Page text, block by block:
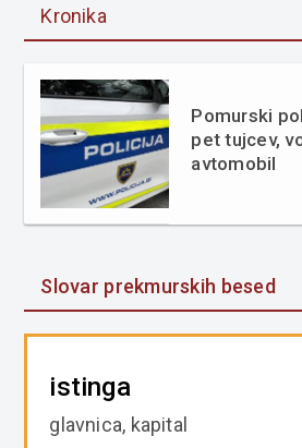
Kronika
Pomurski
pet tujcev,
avtomobil
Slovar prekmurskih besed
istinga
glavnica, kapital